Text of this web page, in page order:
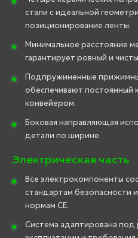
стали с идеальной
позиционирование ленты.
Минимальное расстояние
гарантирует ровный и
Подпружиненные
обеспечивают постоянный
конвейером.
Боковая направляющая
детали по ширине.
Электрическая часть
Все электрокомпоненты
стандартам безопасности
нормам СЕ.
Система адаптирована под